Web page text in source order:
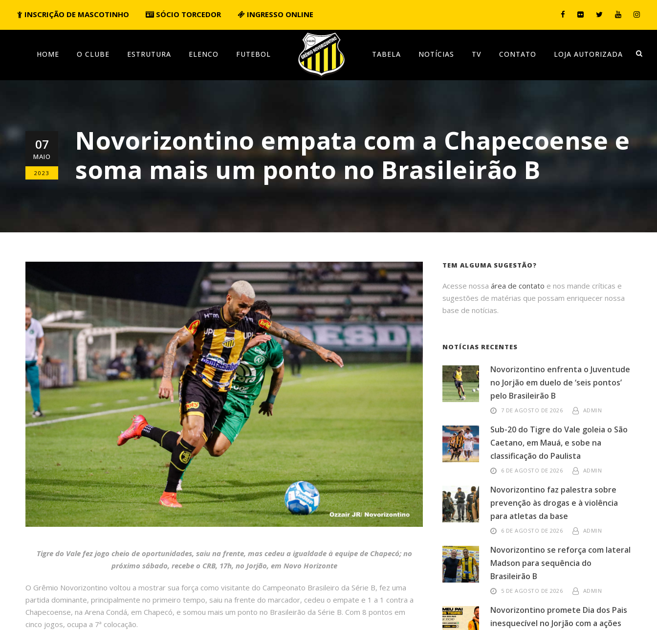
INSCRIÇÃO DE MASCOTINHO SÓCIO TORCEDOR INGRESSO ONLINE
HOME O CLUBE ESTRUTURA ELENCO FUTEBOL TABELA NOTÍCIAS TV CONTATO LOJA AUTORIZADA
07
MAIO
2023
Novorizontino empata com a Chapecoense e
soma mais um ponto no Brasileirão B
Tigre do Vale fez jogo cheio de oportunidades, saiu na frente, mas cedeu a igualdade à equipe de Chapecó; no
próximo sábado, recebe o CRB, 17h, no Jorjão, em Novo Horizonte
O Grêmio Novorizontino voltou a mostrar sua força como visitante do Campeonato Brasileiro da Série B, fez uma
partida dominante, principalmente no primeiro tempo, saiu na frente do marcador, cedeu o empate e 1 a 1 contra a
Chapecoense, na Arena Condá, em Chapecó, e somou mais um ponto no Brasileirão da Série B. Com 8 pontos em
cinco jogos, ocupa a 7ª colocação.
TEM ALGUMA SUGESTÃO?
Acesse nossaárea de contato e nos mande críticas e
sugestões de matérias que possam enriquecer nossa
base de notícias.
NOTÍCIAS RECENTES
Novorizontino enfrenta o Juventude
no Jorjão em duelo de ‘seis pontos’
pelo Brasileirão B
7 DE AGOSTO DE 2026 ADMIN
Sub-20 do Tigre do Vale goleia o São
Caetano, em Mauá, e sobe na
classificação do Paulista
6 DE AGOSTO DE 2026 ADMIN
Novorizontino faz palestra sobre
prevenção às drogas e à violência
para atletas da base
6 DE AGOSTO DE 2026 ADMIN
Novorizontino se reforça com lateral
Madson para sequência do
Brasileirão B
5 DE AGOSTO DE 2026 ADMIN
Novorizontino promete Dia dos Pais
inesquecível no Jorjão com a ações